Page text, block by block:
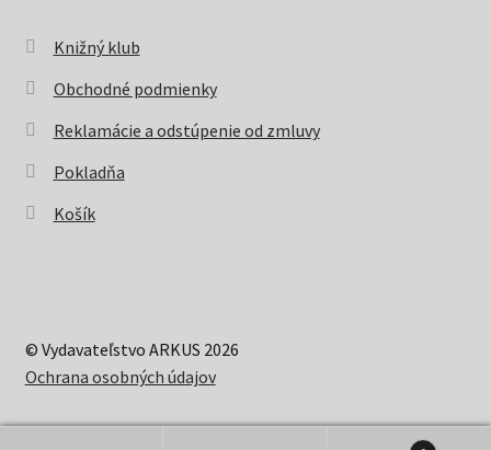
Knižný klub
Obchodné podmienky
Reklamácie a odstúpenie od zmluvy
Pokladňa
Košík
© Vydavateľstvo ARKUS 2026
Ochrana osobných údajov